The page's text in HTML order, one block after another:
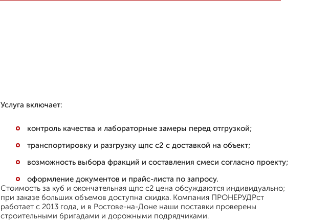
Услуга включает:
контроль качества и лабораторные замеры перед отгрузкой;
транспортировку и разгрузку щпс с2 с доставкой на объект;
возможность выбора фракций и составления смеси согласно проекту;
оформление документов и прайс-листа по запросу.
Стоимость за куб и окончательная щпс с2 цена обсуждаются индивидуально;
при заказе больших объемов доступна скидка. Компания ПРОНЕРУДРст
работает с 2013 года, и в Ростове-на-Доне наши поставки проверены
строительными бригадами и дорожными подрядчиками.